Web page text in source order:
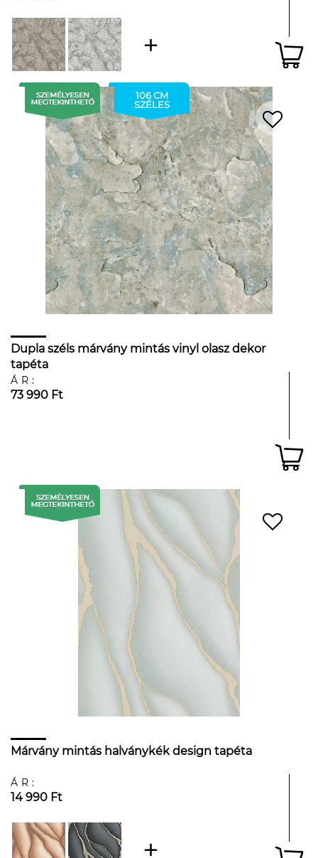
106 CM
SZÉLES
Dupla széls márvány mintás vinyl olasz dekor
tapéta
ÁR:
73 990 Ft
Márvány mintás halványkék design tapéta
ÁR:
14 990 Ft